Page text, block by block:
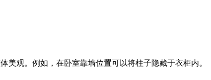
观。例如，在卧室靠墙位置可以将柱子隐藏于衣柜内。